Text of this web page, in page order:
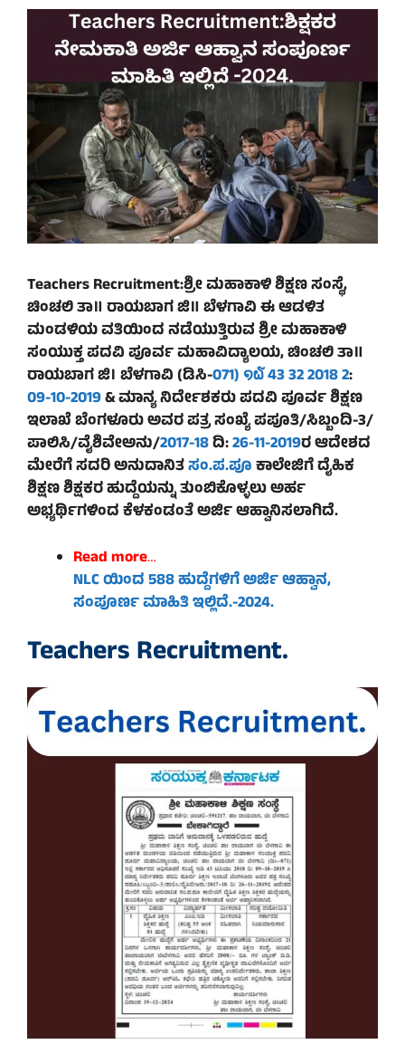
Teachers Recruitment:ಶ್ರೀ ಮಹಾಕಾಳಿ ಶಿಕ್ಷಣ ಸಂಸ್ಥೆ,
ಚಿಂಚಲಿ ತಾ॥ ರಾಯಬಾಗ ಜಿ॥ ಬೆಳಗಾವಿ ಈ ಆಡಳಿತ
ಮಂಡಳಿಯ ವತಿಯಿಂದ ನಡೆಯುತ್ತಿರುವ ಶ್ರೀ ಮಹಾಕಾಳಿ
ಸಂಯುಕ್ತ ಪದವಿ ಪೂರ್ವ ಮಹಾವಿದ್ಯಾಲಯ, ಚಿಂಚಲಿ ತಾ॥
ರಾಯಬಾಗ ಜಿ। ಬೆಳಗಾವಿ (ಡಿಸಿ-071) ໑໖ 43 32 2018 2:
09-10-2019& ಮಾನ್ಯ ನಿರ್ದೇಶಕರು ಪದವಿ ಪೂರ್ವ ಶಿಕ್ಷಣ
ಇಲಾಖೆ ಬೆಂಗಳೂರು ಅವರ ಪತ್ರ ಸಂಖ್ಯೆ ಪಪೂತಿ/ಸಿಬ್ಬಂದಿ-3/
ಪಾಲಿಸಿ/ವೈಶಿವೇಅನು/2017-18ದಿ:26-11-2019ರ ಆದೇಶದ
ಮೇರೆಗೆ ಸದರಿ ಅನುದಾನಿತಸಂ.ಪ.ಪೂಕಾಲೇಜಿಗೆ ದೈಹಿಕ
ಶಿಕ್ಷಣ ಶಿಕ್ಷಕರ ಹುದ್ದೆಯನ್ನು ತುಂಬಿಕೊಳ್ಳಲು ಅರ್ಹ
ಅಭ್ಯರ್ಥಿಗಳಿಂದ ಕೆಳಕಂಡಂತೆ ಅರ್ಜಿ ಆಹ್ವಾನಿಸಲಾಗಿದೆ.
Read more…
NLC ಯಿಂದ 588 ಹುದ್ದೆಗಳಿಗೆ ಅರ್ಜಿ ಆಹ್ವಾನ,
ಸಂಪೂರ್ಣ ಮಾಹಿತಿ ಇಲ್ಲಿದೆ.-2024.
Teachers Recruitment.